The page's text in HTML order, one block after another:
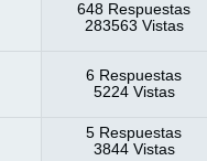
648 Respuestas
283563 Vistas
6 Respuestas
5224 Vistas
5 Respuestas
3844 Vistas